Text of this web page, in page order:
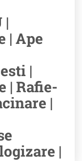
|
| Ape
|
| Rafie-
|
|